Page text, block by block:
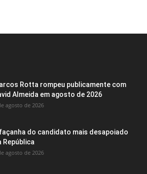
Rotta rompeu publicamente com
Almeida em agosto de 2026
agosto de 2026
do candidato mais desapoiado
República
agosto de 2026